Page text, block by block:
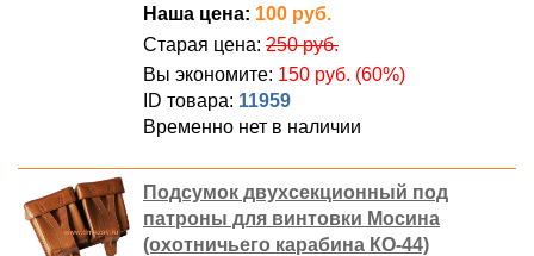
Наша цена: 100 руб.
Старая цена: 250 руб.
Вы экономите: 150 руб. (60%)
ID товара: 11959
Временно нет в наличии
Подсумок двухсекционный под
патроны для винтовки Мосина
(охотничьего карабина КО-44)